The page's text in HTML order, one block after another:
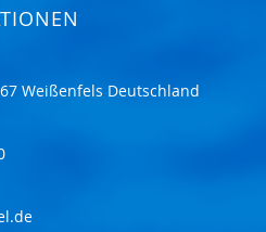
Weißenfels Deutschland